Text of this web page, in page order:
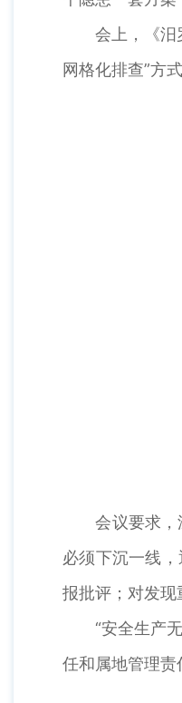
会上，《汨罗
网格化排查”方
会议要求，深
必须下沉一线
报批评；对发现
“安全生产无
任和属地管理责